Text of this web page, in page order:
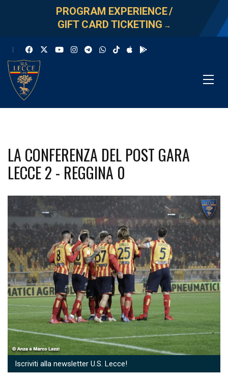
PROGRAM EXPERIENCE/
GIFT CARD TICKETING →
LA CONFERENZA DEL POST GARA
LECCE 2 - REGGINA 0
Iscriviti alla newsletter U.S. Lecce!